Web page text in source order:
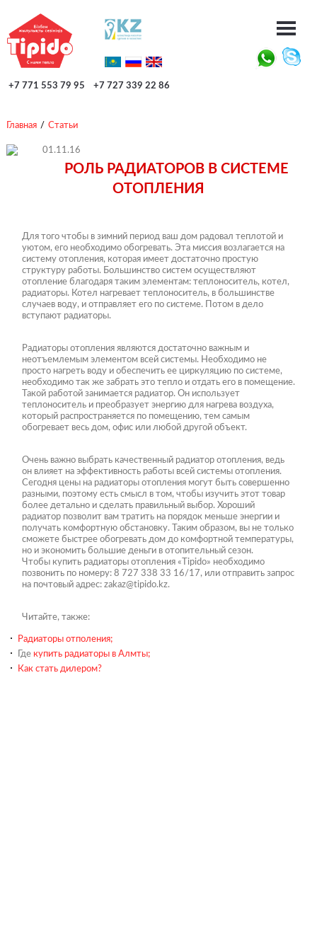
+7 771 553 79 95 +7 727 339 22 86
Главная / Статьи
01.11.16
РОЛЬ РАДИАТОРОВ В СИСТЕМЕ
ОТОПЛЕНИЯ
Для того чтобы в зимний период ваш дом радовал теплотой и
уютом, его необходимо обогревать. Эта миссия возлагается на
систему отопления, которая имеет достаточно простую
структуру работы. Большинство систем осуществляют
отопление благодаря таким элементам: теплоноситель, котел,
радиаторы. Котел нагревает теплоноситель, в большинстве
случаев воду, и отправляет его по системе. Потом в дело
вступают радиаторы.
Радиаторы отопления являются достаточно важным и
неотъемлемым элементом всей системы. Необходимо не
просто нагреть воду и обеспечить ее циркуляцию по системе,
необходимо так же забрать это тепло и отдать его в помещение.
Такой работой занимается радиатор. Он использует
теплоноситель и преобразует энергию для нагрева воздуха,
который распространяется по помещению, тем самым
обогревает весь дом, офис или любой другой объект.
Очень важно выбрать качественный радиатор отопления, ведь
он влияет на эффективность работы всей системы отопления.
Сегодня цены на радиаторы отопления могут быть совершенно
разными, поэтому есть смысл в том, чтобы изучить этот товар
более детально и сделать правильный выбор. Хороший
радиатор позволит вам тратить на порядок меньше энергии и
получать комфортную обстановку. Таким образом, вы не только
сможете быстрее обогревать дом до комфортной температуры,
но и экономить большие деньги в отопительный сезон.
Чтобы купить радиаторы отопления «Tipido» необходимо
позвонить по номеру: 8 727 338 33 16/17, или отправить запрос
на почтовый адрес: zakaz@tipido.kz.
Читайте, также:
Радиаторы отполения;
Где купить радиаторы в Алмты;
Как стать дилером?